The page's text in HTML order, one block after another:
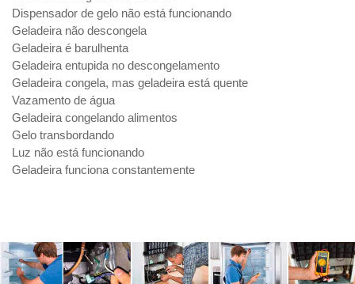
Dispensador de gelo não está funcionando
Geladeira não descongela
Geladeira é barulhenta
Geladeira entupida no descongelamento
Geladeira congela, mas geladeira está quente
Vazamento de água
Geladeira congelando alimentos
Gelo transbordando
Luz não está funcionando
Geladeira funciona constantemente